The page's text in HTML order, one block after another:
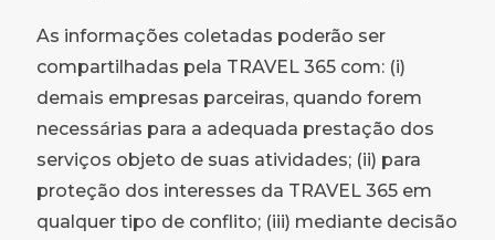
As informações coletadas poderão ser
compartilhadas pela TRAVEL 365 com: (i)
demais empresas parceiras, quando forem
necessárias para a adequada prestação dos
serviços objeto de suas atividades; (ii) para
proteção dos interesses da TRAVEL 365 em
qualquer tipo de conflito; (iii) mediante decisão